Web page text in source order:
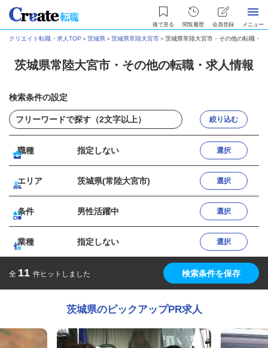
後で見る 閲覧履歴 会員登録 メニュー
クリエイト転職・求人TOP ＞茨城県＞茨城県常陸大宮市＞茨城県常陸大宮市・その他の転職・求
茨城県常陸大宮市・その他の転職・求人情報
検索条件の設定
絞り込む
職種 指定しない 選択
エリア 茨城県(常陸大宮市) 選択
条件 男性活躍中 選択
業種 指定しない 選択
全 11 件ヒットしました 検索条件を保存
茨城県のピックアップPR求人